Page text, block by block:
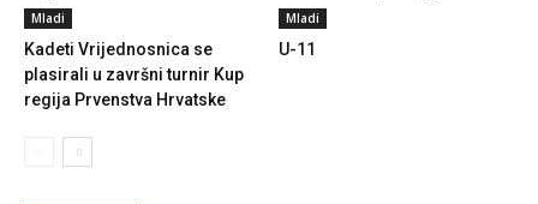
Mladi
Kadeti Vrijednosnica se
plasirali u završni turnir Kup
regija Prvenstva Hrvatske
Mladi
U-11